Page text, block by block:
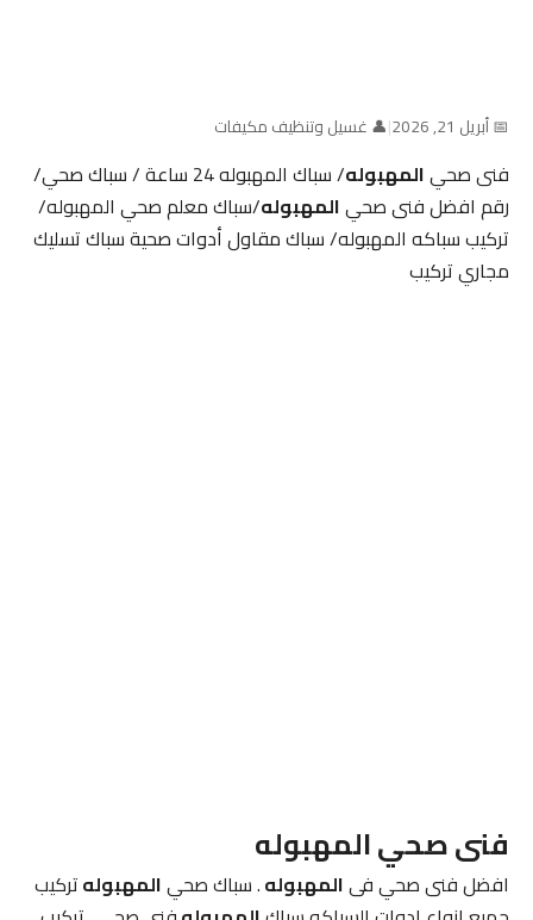
📅 أبريل 21, 2026 |👤 غسيل وتنظيف مكيفات
فنى صحيالمهبوله
/ سباك المهبوله 24 ساعة / سباك صحي/
رقم افضل فنى صحيالمهبوله/سباك معلم صحي المهبوله/
تركيب سباكه المهبوله/ سباك مقاول أدوات صحية سباك تسليك
مجاري تركيب
فنى صحي المهبوله
افضل فنى صحي فىالمهبوله. سباك صحيالمهبولهتركيب